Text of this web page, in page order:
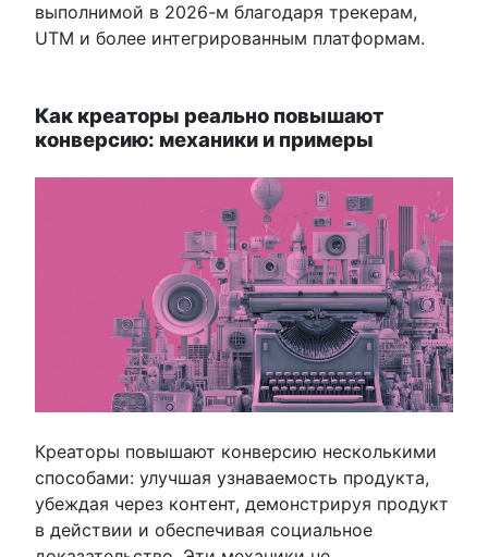
выполнимой в 2026-м благодаря трекерам,
UTM и более интегрированным платформам.
Как креаторы реально повышают
конверсию: механики и примеры
Креаторы повышают конверсию несколькими
способами: улучшая узнаваемость продукта,
убеждая через контент, демонстрируя продукт
в действии и обеспечивая социальное